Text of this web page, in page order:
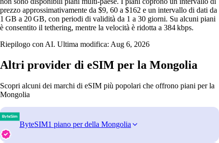
prezzo approssimativamente da $9, 60 a $162 e un intervallo di dati da
1 GB a 20 GB, con periodi di validità da 1 a 30 giorni. Su alcuni piani
è consentito il tethering, mentre la velocità è ridotta a 384 kbps.
Riepilogo con AI. Ultima modifica: Aug 6, 2026
Altri provider di eSIM per la Mongolia
Scopri alcuni dei marchi di eSIM più popolari che offrono piani per la
Mongolia
ByteSIM1 piano per della Mongolia